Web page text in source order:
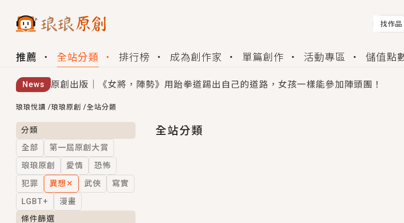
找作品
推薦 全站分類 排行榜 成為創作家 單篇創作 活動專區 儲值點
News 原創出版｜《女將，陣勢》用跆拳道踢出自己的道路，女孩一樣能參加陣頭團！
創,作家招募｜華文小說創作首選！有機會獲得豐富廣宣資源、專屬服務與獨享福利！
小編心動書單｜《離婚你提的，二婚嫁大佬，你哭什麼？》追妻火葬場！前夫失憶
GL｜《夏日與檸檬與重疊世界》炎熱的夏日、檸檬的香氣、互相愛慕的兩位少女，今
BL｜《費洛蒙中毒》救命！特殊費洛蒙體質世界觀，無法抗拒的吸引力，已中毒
OMG你嚇到我了｜《陰陽鬼店》上班族買了房子模型，但現實中買下的竟是屬於他的
言情｜《國語推行員》每個人心中都有一個連自己也無法改變的永恆， 他的一生將
琅琅悅讀 /琅琅原創 /全站分類
分類
全部
第一屆原創大賞
琅琅原創
愛情
恐怖
犯罪
異想 ✕ 武俠
寫實
LGBT+
漫畫
條件篩選
全站分類